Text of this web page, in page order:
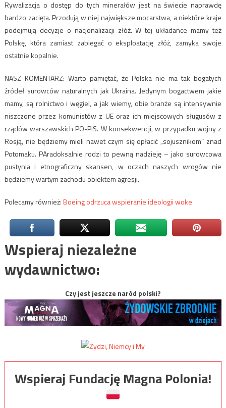
Rywalizacja o dostęp do tych minerałów jest na świecie naprawdę
bardzo zacięta. Przodują w niej największe mocarstwa, a niektóre kraje
podejmują decyzje o nacjonalizacji złóż. W tej układance mamy też
Polskę, która zamiast zabiegać o eksploatację złóż, zamyka swoje
ostatnie kopalnie.
NASZ KOMENTARZ: Warto pamiętać, że Polska nie ma tak bogatych
źródeł surowców naturalnych jak Ukraina. Jedynym bogactwem jakie
mamy, są rolnictwo i węgiel, a jak wiemy, obie branże są intensywnie
niszczone przez komunistów z UE oraz ich miejscowych sługusów z
rządów warszawskich PO-PiS. W konsekwencji, w przypadku wojny z
Rosją, nie będziemy mieli nawet czym się opłacić „sojusznikom” znad
Potomaku. PAradoksalnie rodzi to pewną nadzieję – jako surowcowa
pustynia i etnograficzny skansen, w oczach naszych wrogów nie
będziemy wartym zachodu obiektem agresji.
Polecamy również:Boeing odrzuca wspieranie ideologii woke
Wspieraj niezależne
wydawnictwo:
Czy jest jeszcze naród polski?
Wspieraj Fundację Magna Polonia!